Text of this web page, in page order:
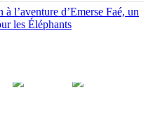
l’aventure d’Emerse Faé, un
les Éléphants